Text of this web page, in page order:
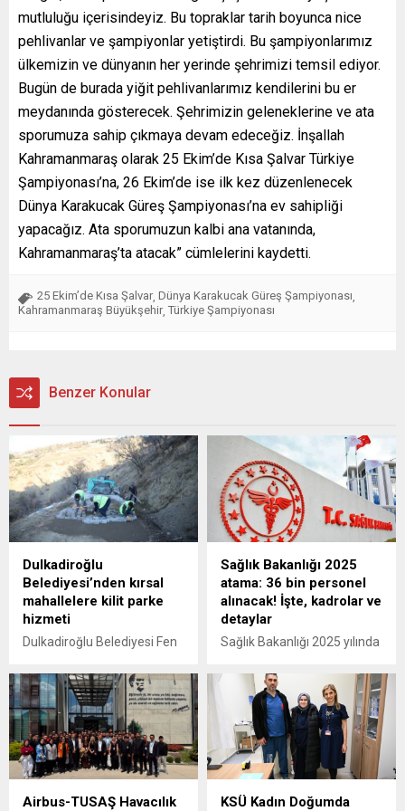
mutluluğu içerisindeyiz. Bu topraklar tarih boyunca nice
pehlivanlar ve şampiyonlar yetiştirdi. Bu şampiyonlarımız
ülkemizin ve dünyanın her yerinde şehrimizi temsil ediyor.
Bugün de burada yiğit pehlivanlarımız kendilerini bu er
meydanında gösterecek. Şehrimizin geleneklerine ve ata
sporumuza sahip çıkmaya devam edeceğiz. İnşallah
Kahramanmaraş olarak 25 Ekim’de Kısa Şalvar Türkiye
Şampiyonası’na, 26 Ekim’de ise ilk kez düzenlenecek
Dünya Karakucak Güreş Şampiyonası’na ev sahipliği
yapacağız. Ata sporumuzun kalbi ana vatanında,
Kahramanmaraş’ta atacak” cümlelerini kaydetti.
25 Ekim’de Kısa Şalvar, Dünya Karakucak Güreş Şampiyonası,
Kahramanmaraş Büyükşehir, Türkiye Şampiyonası
Benzer Konular
Dulkadiroğlu
Belediyesi’nden kırsal
mahallelere kilit parke
hizmeti
Dulkadiroğlu Belediyesi Fen
kırsal mahallelerde
başlattığı kilit parke yol
çalışmalarını hız kesmeden
sürdürüyor. Vatandaşların
yaşam kalitesini artırmayı ve
ulaşımı daha güvenli hale
çalışmalar, belirlenen
Sağlık Bakanlığı 2025
atama: 36 bin personel
alınacak! İşte, kadrolar ve
detaylar
Sağlık Bakanlığı 2025 yılında
gerçekleştirecek. Atama
yapılacak kadrolar belli oldu.
Sağlık Bakanlığı atamasına
ilişkin başvuru süreçleri ve
istenen belgeler, yapılacak
duyuruyla belli olacak.
Airbus-TUSAŞ Havacılık
KSÜ Kadın Doğumda